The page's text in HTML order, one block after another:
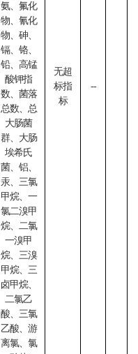
氨、氟化
物、氰化
物、砷、
镉、铬、
铅、高锰
酸钾指
数、菌落
总数、总
大肠菌
群、大肠
埃希氏
菌、铝、
汞、三氯
甲烷、一
氯二溴甲
烷、二氯
一溴甲
烷、三溴
甲烷、三
卤甲烷、
二氯乙
酸、三氯
乙酸、游
离氯、氯
无超
标指
标
--